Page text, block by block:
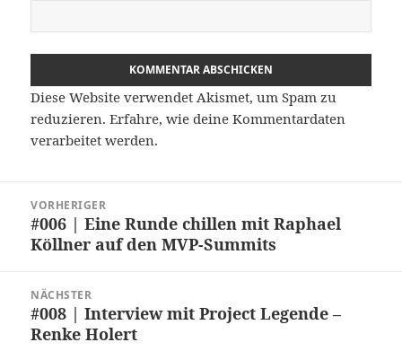
Diese Website verwendet Akismet, um Spam zu
reduzieren.Erfahre, wie deine Kommentardaten
verarbeitet werden.
VORHERIGER
Vorheriger
Beitrag:
#006 | Eine Runde chillen mit Raphael
Köllner auf den MVP-Summits
NÄCHSTER
Nächster
Beitrag:
#008 | Interview mit Project Legende –
Renke Holert